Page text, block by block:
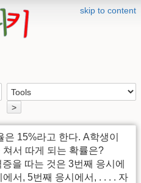
skip to content
>
15%라고 한다. A학생이
서 따게 되는 확률은?
을 따는 것은 3번째 응시에
서, 5번째 응시에서, . . . . 자